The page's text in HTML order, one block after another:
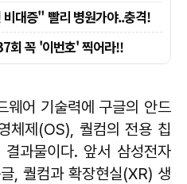
웨어 기술력에 구글의 안드
체제(OS), 퀄컴의 전용 칩
과물이다. 앞서 삼성전자
, 퀄컴과 확장현실(XR) 생